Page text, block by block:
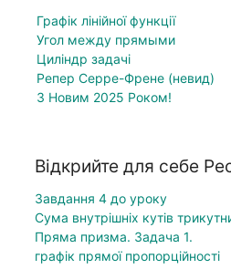
Графік лінійної функції
Угол между прямыми
Циліндр задачі
Репер Серре-Френе (невид)
З Новим 2025 Роком!
Відкрийте для себе
Завдання 4 до уроку
Сума внутрішніх кутів
Пряма призма. Задача 1.
графік прямої пропорційності